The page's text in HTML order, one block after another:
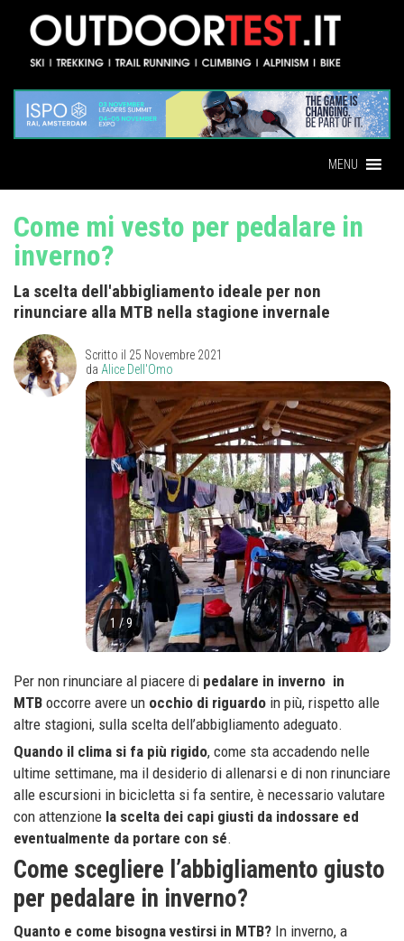
MENU
Come mi vesto per pedalare in
inverno?
La scelta dell'abbigliamento ideale per non
rinunciare alla MTB nella stagione invernale
Scritto il 25 Novembre 2021
da Alice Dell'Omo
1 /9
Per non rinunciare al piacere di pedalare in inverno in
MTB occorre avere un occhio di riguardo in più, rispetto alle
altre stagioni, sulla scelta dell’abbigliamento adeguato.
Quando il clima si fa più rigido, come sta accadendo nelle
ultime settimane, ma il desiderio di allenarsi e di non rinunciare
alle escursioni in bicicletta si fa sentire, è necessario valutare
con attenzione la scelta dei capi giusti da indossare ed
eventualmente da portare con sé.
Come scegliere l’abbigliamento giusto
per pedalare in inverno?
Quanto e come bisogna vestirsi in MTB? In inverno, a